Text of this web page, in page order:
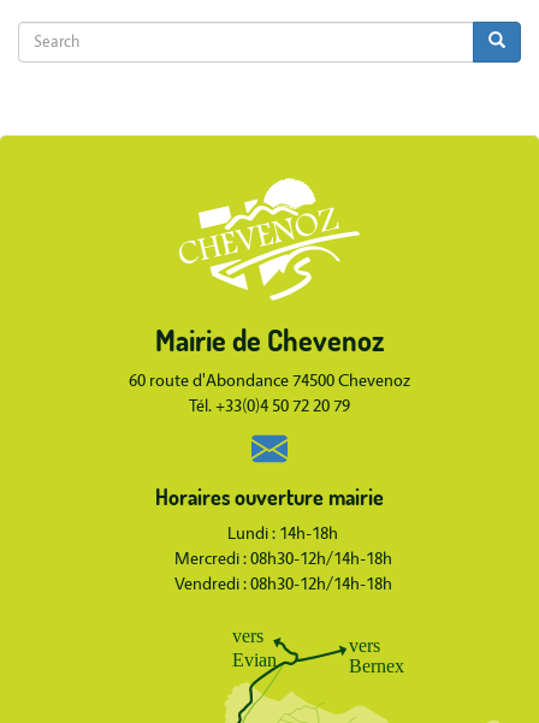
Search
Search Search
Mairie de Chevenoz
60 route d'Abondance 74500 Chevenoz
Tél. +33(0)4 50 72 20 79
Horaires ouverture mairie
Lundi : 14h-18h
Mercredi : 08h30-12h/14h-18h
Vendredi : 08h30-12h/14h-18h